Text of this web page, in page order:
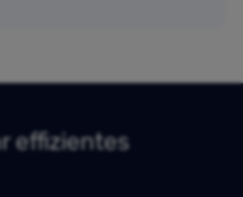
effizientes